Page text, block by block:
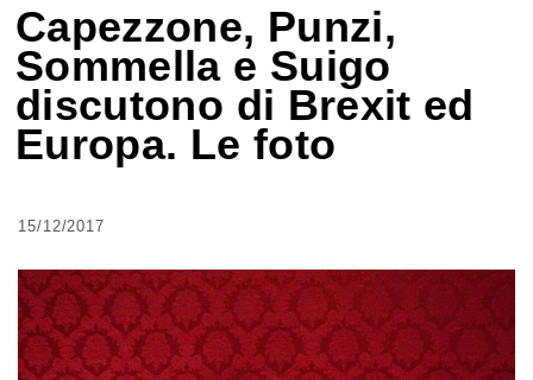
Capezzone, Punzi,
Sommella e Suigo
discutono di Brexit ed
Europa. Le foto
15/12/2017